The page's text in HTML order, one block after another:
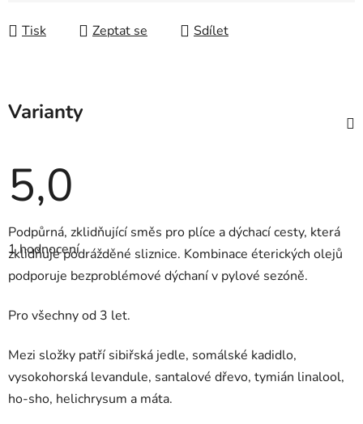
Tisk
Zeptat se Sdílet
Varianty
5,0
Průměrné
hodnocení
produktu
5,0
hvězdiček.
1 hodnocení
Podpůrná, zklidňující směs pro plíce a dýchací cesty, která
zklidňuje podrážděné sliznice. Kombinace éterických olejů
podporuje bezproblémové dýchaní v pylové sezóně.
Pro všechny od 3 let.
Mezi složky patří sibiřská jedle, somálské kadidlo,
vysokohorská levandule, santalové dřevo, tymián linalool,
ho-sho, helichrysum a máta.